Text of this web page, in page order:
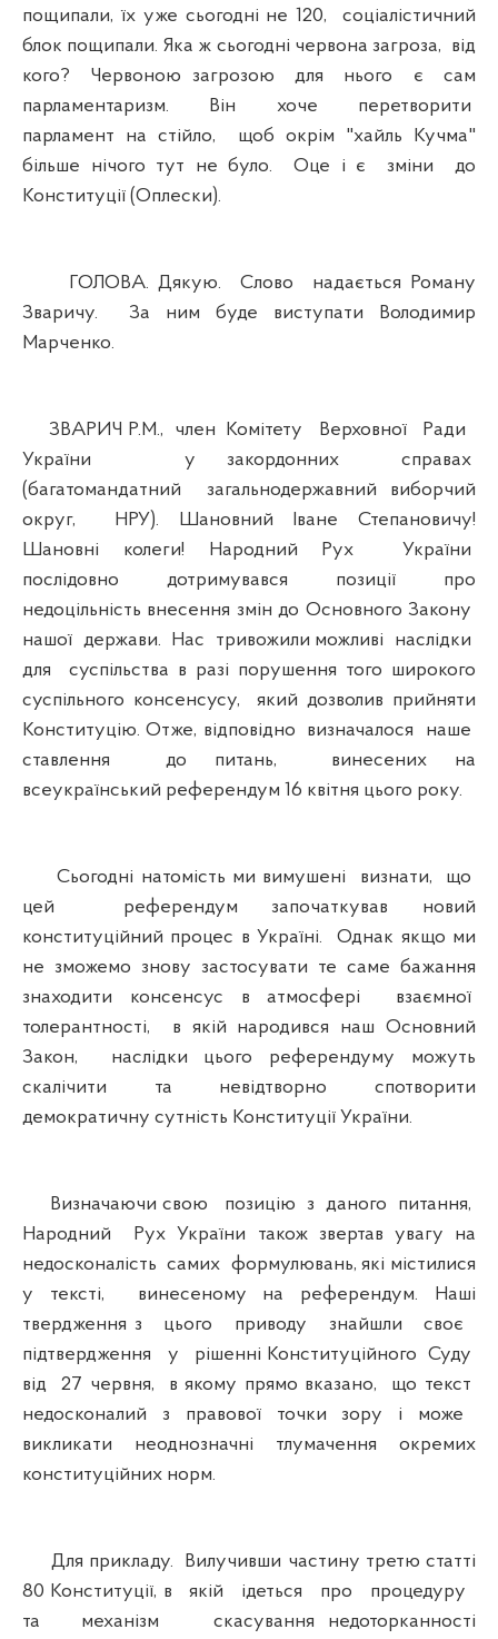
пощипали, їх уже сьогодні не 120, соціалістичний
блок пощипали. Яка ж сьогодні червона загроза, від
кого? Червоною загрозою для нього є сам
парламентаризм. Він хоче перетворити
парламент на стійло, щоб окрім "хайль Кучма"
більше нічого тут не було. Оце і є зміни до
Конституції (Оплески).
ГОЛОВА. Дякую. Слово надається Роману
Зваричу. За ним буде виступати Володимир
Марченко.
ЗВАРИЧ Р.М., член Комітету Верховної Ради
України у закордонних справах
(багатомандатний загальнодержавний виборчий
округ, НРУ). Шановний Іване Степановичу!
Шановні колеги! Народний Рух України
послідовно дотримувався позиції про
недоцільність внесення змін до Основного Закону
нашої держави. Нас тривожили можливі наслідки
для суспільства в разі порушення того широкого
суспільного консенсусу, який дозволив прийняти
Конституцію. Отже, відповідно визначалося наше
ставлення до питань, винесених на
всеукраїнський референдум 16 квітня цього року.
Сьогодні натомість ми вимушені визнати, що
цей референдум започаткував новий
конституційний процес в Україні. Однак якщо ми
не зможемо знову застосувати те саме бажання
знаходити консенсус в атмосфері взаємної
толерантності, в якій народився наш Основний
Закон, наслідки цього референдуму можуть
скалічити та невідтворно спотворити
демократичну сутність Конституції України.
Визначаючи свою позицію з даного питання,
Народний Рух України також звертав увагу на
недосконалість самих формулювань, які містилися
у тексті, винесеному на референдум. Наші
твердження з цього приводу знайшли своє
підтвердження у рішенні Конституційного Суду
від 27 червня, в якому прямо вказано, що текст
недосконалий з правової точки зору і може
викликати неоднозначні тлумачення окремих
конституційних норм.
Для прикладу. Вилучивши частину третю статті
80 Конституції, в якій ідеться про процедуру
та механізм скасування недоторканності